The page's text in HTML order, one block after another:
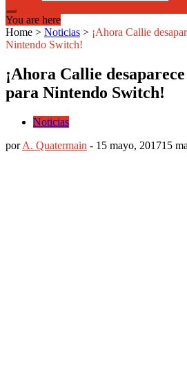
You are here
Home > Noticias > ¡Ahora Callie
Nintendo Switch!
¡Ahora Callie
para Nintendo Switch!
Noticias
porA. Quatermain - 15 mayo, 201715